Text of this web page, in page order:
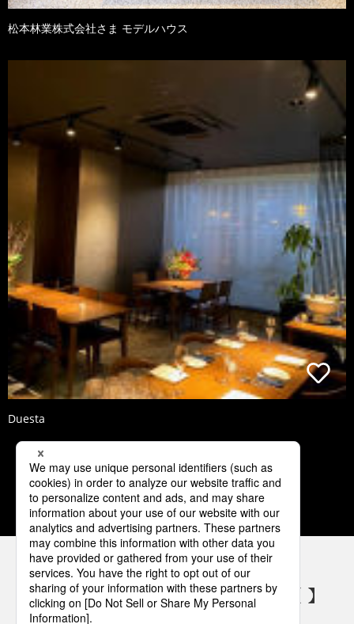
松本林業株式会社さま モデルハウス
Duesta
1 2 3 4 5
パナソニックの電気設備 SNSアカウント